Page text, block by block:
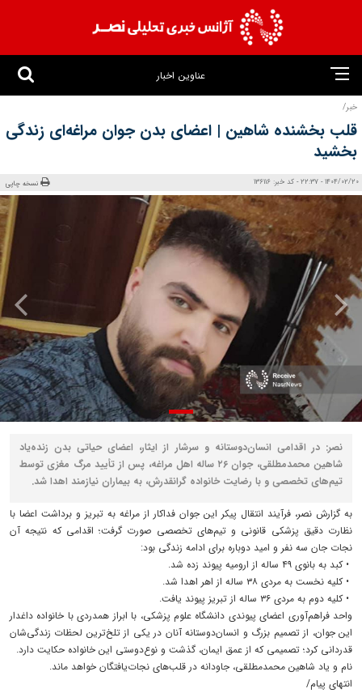
عناوین اخبار
خبر/
قلب بخشنده شاهین | اعضای بدن جوان مراغه‌ای زندگی
بخشید
1404/02/20 - 22:37 - کد خبر: 136116 نسخه چاپی
نصر: در اقدامی انسان‌دوستانه و سرشار از ایثار، اعضای حیاتی بدن زنده‌یاد
شاهین محمدمطلقی، جوان ۲۶ ساله اهل مراغه، پس از تأیید مرگ مغزی توسط
تیم‌های تخصصی و با رضایت خانواده‌ گرانقدرش، به بیماران نیازمند اهدا شد.
به گزارش نصر، فرآیند انتقال پیکر این جوان فداکار از مراغه به تبریز و برداشت اعضا با
نظارت دقیق پزشکی قانونی و تیم‌های تخصصی صورت گرفت؛ اقدامی که نتیجه آن
نجات جان سه نفر و امید دوباره برای ادامه زندگی بود:
• کبد به بانوی ۴۹ ساله از ارومیه پیوند زده شد.
• کلیه نخست به مردی ۳۸ ساله از اهر اهدا شد.
• کلیه دوم به مردی ۳۶ ساله از تبریز پیوند یافت.
واحد فراهم‌آوری اعضای پیوندی دانشگاه علوم پزشکی، با ابراز همدردی با خانواده داغدار
این جوان، از تصمیم بزرگ و انسان‌دوستانه آنان در یکی از تلخ‌ترین لحظات زندگی‌شان
قدردانی کرد؛ تصمیمی که از عمق ایمان، گذشت و نوع‌دوستی این خانواده حکایت دارد.
نام و یاد شاهین محمدمطلقی، جاودانه در قلب‌های نجات‌یافتگان خواهد ماند.
انتهای پیام/